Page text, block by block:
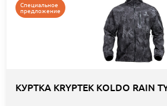
Специальное
предложение
КУРТКА KRYPTEK KOLDO RAIN